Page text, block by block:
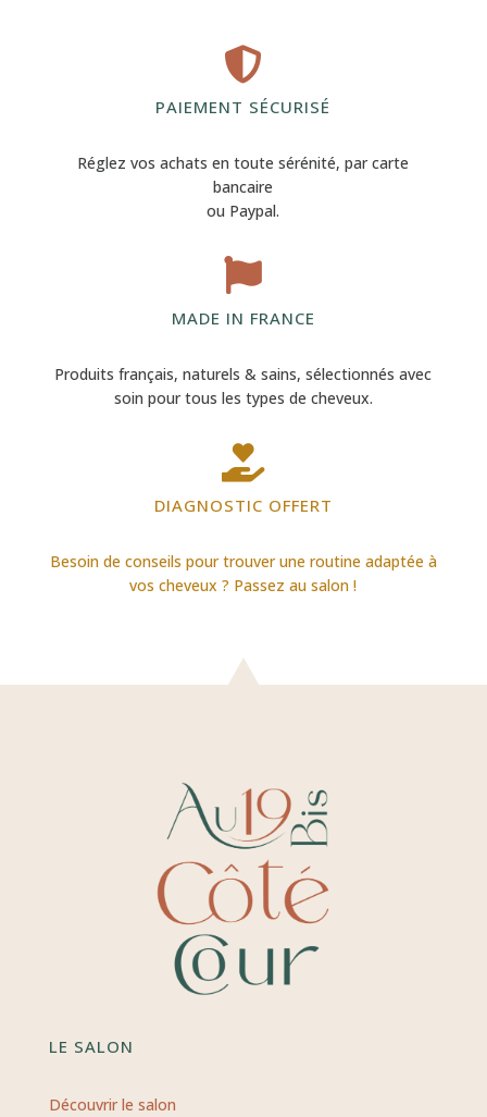

PAIEMENT SÉCURISÉ
Réglez vos achats en toute sérénité, par carte
bancaire
ou Paypal.

MADE IN FRANCE
Produits français, naturels & sains, sélectionnés avec
soin pour tous les types de cheveux.

DIAGNOSTIC OFFERT
Besoin de conseils pour trouver une routine adaptée à
vos cheveux ? Passez au salon !
LE SALON
Découvrir le salon